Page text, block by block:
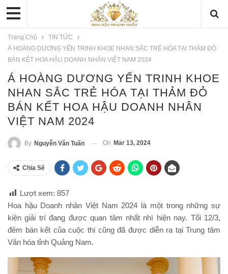
Trang Chủ
TIN TỨC
Á HOÀNG DƯƠNG YẾN TRINH KHOE NHAN SẮC TRẺ HÓA TẠI THẢM ĐỎ
BÁN KẾT HOA HẬU DOANH NHÂN VIỆT NAM 2024
Á HOÀNG DƯƠNG YẾN TRINH KHOE
NHAN SẮC TRẺ HÓA TẠI THẢM ĐỎ
BÁN KẾT HOA HẬU DOANH NHÂN
VIỆT NAM 2024
By Nguyễn Văn Tuấn On Mar 13, 2024
Chia Sẽ
Lượt xem: 857
Hoa hậu Doanh nhân Việt Nam 2024 là một trong những sự
kiện giải trí đang được quan tâm nhất nhì hiện nay. Tối 12/3,
đêm bán kết của cuộc thi cũng đã được diễn ra tại Trung tâm
Văn hóa tỉnh Quảng Nam.